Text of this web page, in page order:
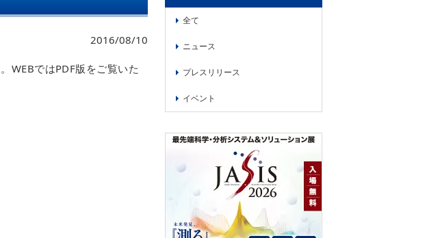
2016/08/10
WEBではPDF版をご覧いた
全て
ニュース
プレスリリース
イベント